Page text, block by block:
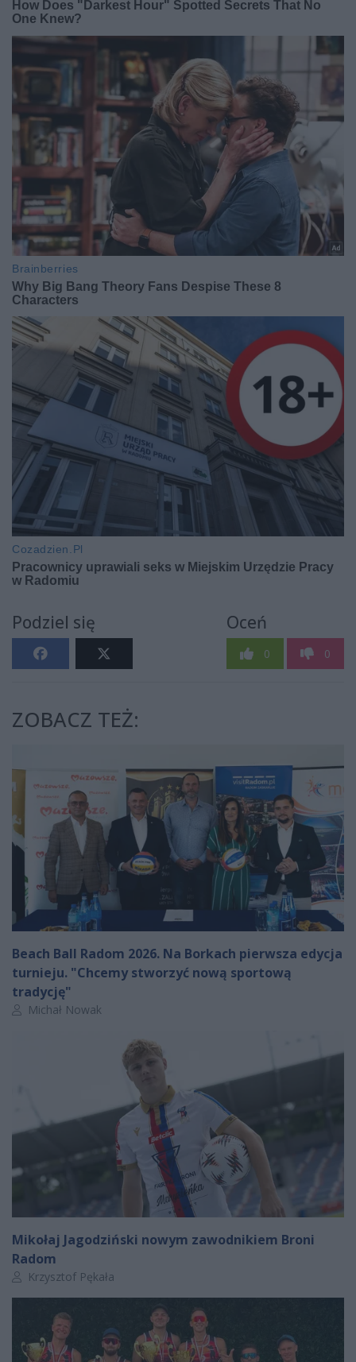
Podziel się Oceń
0 0
ZOBACZ TEŻ:
Beach Ball Radom 2026. Na Borkach pierwsza edycja
turnieju. "Chcemy stworzyć nową sportową
tradycję"
Autor artykułu:
Michał Nowak
Mikołaj Jagodziński nowym zawodnikiem Broni
Radom
Autor artykułu:
Krzysztof Pękała